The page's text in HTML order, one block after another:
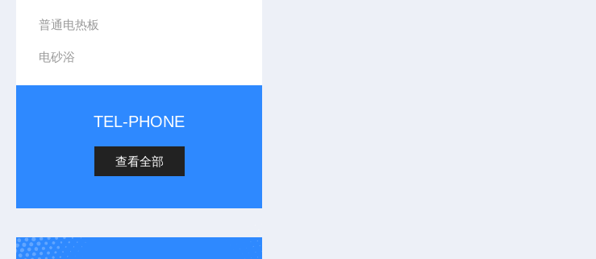
普通电热板
电砂浴
TEL-PHONE
查看全部